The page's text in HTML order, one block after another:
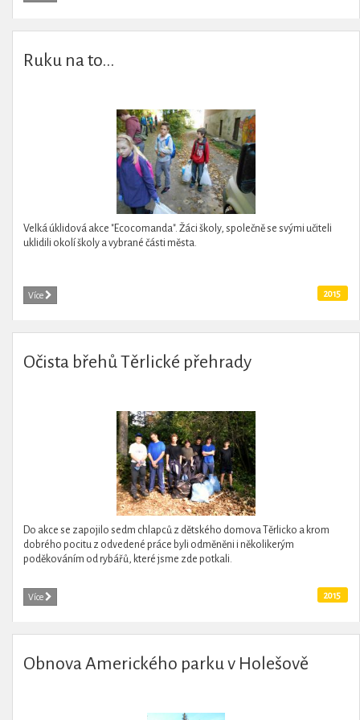
Ruku na to...
Velká úklidová akce "Ecocomanda". Žáci školy, společně se svými učiteli
uklidili okolí školy a vybrané části města.
Více 2015
Očista břehů Těrlické přehrady
Do akce se zapojilo sedm chlapců z dětského domova Těrlicko a krom
dobrého pocitu z odvedené práce byli odměněni i několikerým
poděkováním od rybářů, které jsme zde potkali.
Více 2015
Obnova Amerického parku v Holešově